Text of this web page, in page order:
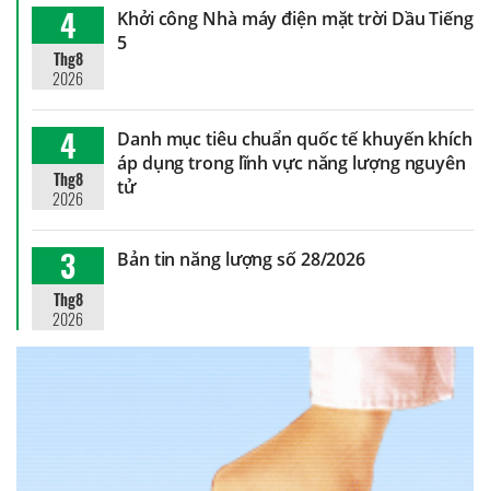
4
Thg8
2026
Khởi công Nhà máy điện mặt trời Dầu Tiếng
5
4
Thg8
2026
Danh mục tiêu chuẩn quốc tế khuyến khích
áp dụng trong lĩnh vực năng lượng nguyên
tử
3
Thg8
2026
Bản tin năng lượng số 28/2026